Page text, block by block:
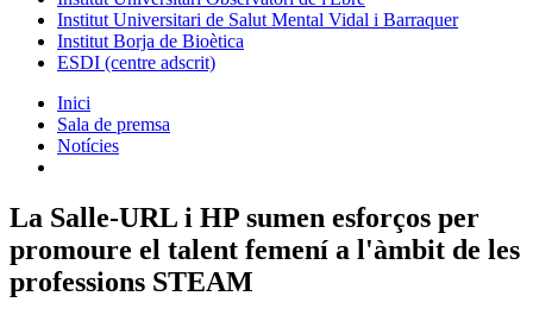
Institut Universitari de Salut Mental Vidal i Barraquer
Institut Borja de Bioètica
ESDI (centre adscrit)
Inici
Sala de premsa
Notícies
La Salle-URL i HP sumen esforços per
promoure el talent femení a l'àmbit de les
professions STEAM